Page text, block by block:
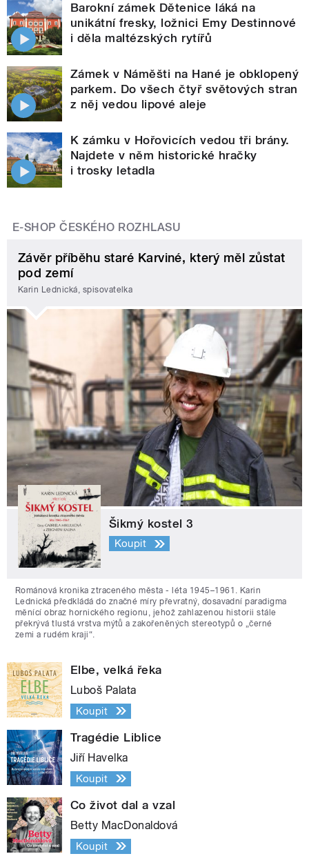
Barokní zámek Dětenice láká na
unikátní fresky, ložnici Emy Destinnové
i děla maltézských rytířů
Zámek v Náměšti na Hané je obklopený
parkem. Do všech čtyř světových stran
z něj vedou lipové aleje
K zámku v Hořovicích vedou tři brány.
Najdete v něm historické hračky
i trosky letadla
E-SHOP ČESKÉHO ROZHLASU
Závěr příběhu staré Karviné, který měl zůstat
pod zemí
Karin Lednická, spisovatelka
Šikmý kostel 3
Koupit
Románová kronika ztraceného města - léta 1945–1961. Karin
Lednická předkládá do značné míry převratný, dosavadní paradigma
měnící obraz hornického regionu, jehož zahlazenou historii stále
překrývá tlustá vrstva mýtů a zakořeněných stereotypů o „černé
zemi a rudém kraji“.
Elbe, velká řeka
Luboš Palata
Koupit
Tragédie Liblice
Jiří Havelka
Koupit
Co život dal a vzal
Betty MacDonaldová
Koupit